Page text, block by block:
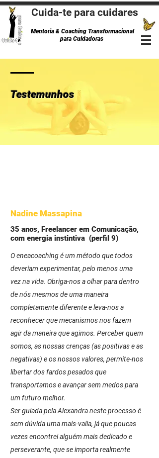
Cuida-te para cuidares
Mentoria & Coaching Transformacional
para Cuidadoras
Testemunhos
Nadine Massapina
35 anos, Freelancer em Comunicação,
com energia instintiva (perfil 9)
O eneacoaching é um método que todos
deveriam experimentar, pelo menos uma
vez na vida. Obriga-nos a olhar para dentro
de nós mesmos de uma maneira
completamente diferente e leva-nos a
reconhecer que mecanismos nos fazem
agir da maneira que agimos. Perceber quem
somos, as nossas crenças (as positivas e as
negativas) e os nossos valores, permite-nos
libertar dos fardos pesados que
transportamos e avançar sem medos para
um futuro melhor.
Ser guiada pela Alexandra neste processo é
sem dúvida uma mais-valia, já que poucas
vezes encontrei alguém mais dedicado e
perseverante, que se importa realmente